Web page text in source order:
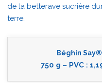
de la betterave sucrière
terre.
Béghin
750 g – PVC :